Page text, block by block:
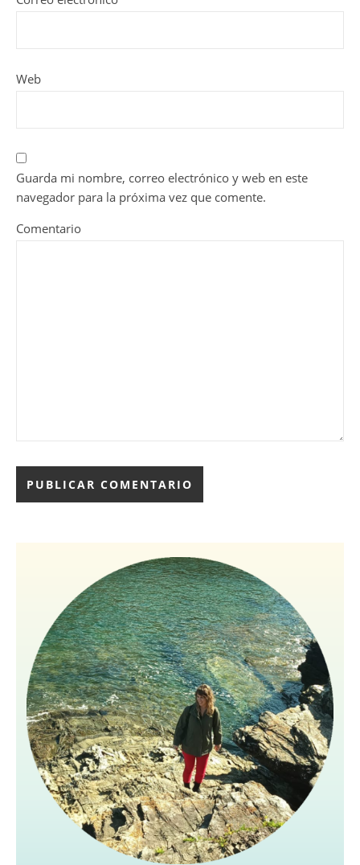
Web
Guarda mi nombre, correo electrónico y web en este
navegador para la próxima vez que comente.
Comentario